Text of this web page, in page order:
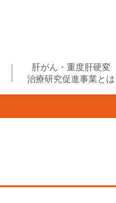
肝がん・重度肝硬変
治療研究促進事業とは